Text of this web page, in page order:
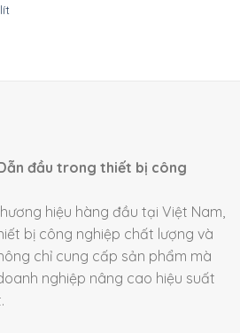
đầu trong thiết bị công
hiệu hàng đầu tại Việt Nam,
bị công nghiệp chất lượng và
chỉ cung cấp sản phẩm mà
nghiệp nâng cao hiệu suất